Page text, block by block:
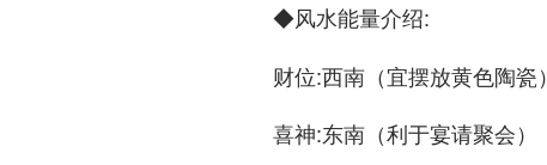
◆风水能量介绍:
财位:西南（宜摆放黄色陶瓷）
喜神:东南（利于宴请聚会）